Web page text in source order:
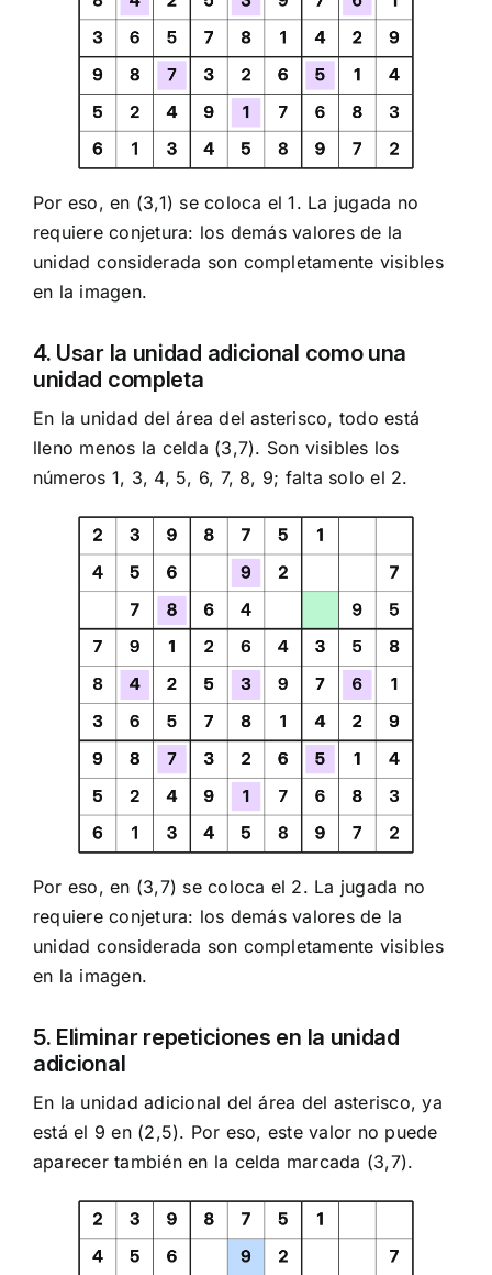
Por eso, en (3,1) se coloca el 1. La jugada no
requiere conjetura: los demás valores de la
unidad considerada son completamente visibles
en la imagen.
4. Usar la unidad adicional como una
unidad completa
En la unidad del área del asterisco, todo está
lleno menos la celda (3,7). Son visibles los
números 1, 3, 4, 5, 6, 7, 8, 9; falta solo el 2.
Por eso, en (3,7) se coloca el 2. La jugada no
requiere conjetura: los demás valores de la
unidad considerada son completamente visibles
en la imagen.
5. Eliminar repeticiones en la unidad
adicional
En la unidad adicional del área del asterisco, ya
está el 9 en (2,5). Por eso, este valor no puede
aparecer también en la celda marcada (3,7).